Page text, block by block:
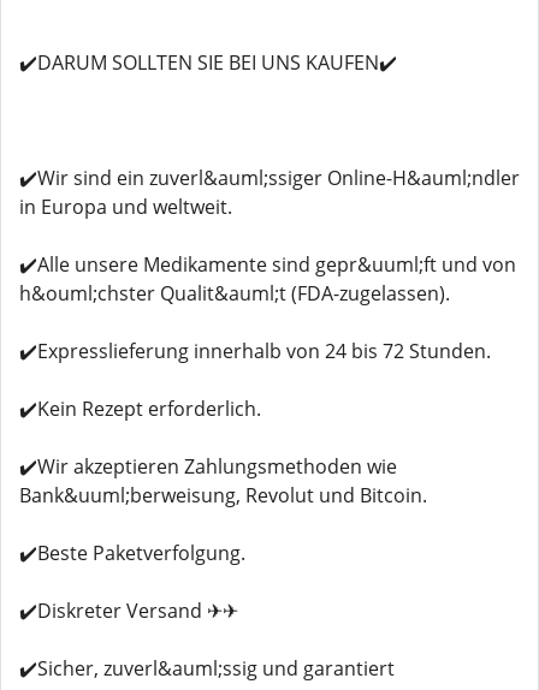
✔️DARUM SOLLTEN SIE BEI UNS KAUFEN✔️
✔️Wir sind ein zuverl&auml;ssiger Online-H&auml;ndler
in Europa und weltweit.
✔️Alle unsere Medikamente sind gepr&uuml;ft und von
h&ouml;chster Qualit&auml;t (FDA-zugelassen).
✔️Expresslieferung innerhalb von 24 bis 72 Stunden.
✔️Kein Rezept erforderlich.
✔️Wir akzeptieren Zahlungsmethoden wie
Bank&uuml;berweisung, Revolut und Bitcoin.
✔️Beste Paketverfolgung.
✔️Diskreter Versand ✈✈
✔️Sicher, zuverl&auml;ssig und garantiert